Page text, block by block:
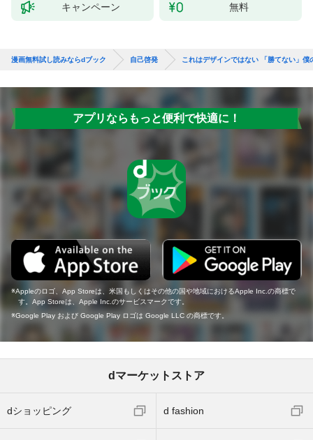
キャンペーン 無料
漫画無料試し読みならdブック 自己啓発 これはデザインではない 「勝てない」僕
アプリならもっと便利で快適に！
Appleのロゴ、App Storeは、米国もしくはその他の国や地域におけるApple Inc.の商標で
す。App Storeは、Apple Inc.のサービスマークです。
Google Play および Google Play ロゴは Google LLC の商標です。
dマーケットストア
dショッピング d fashion